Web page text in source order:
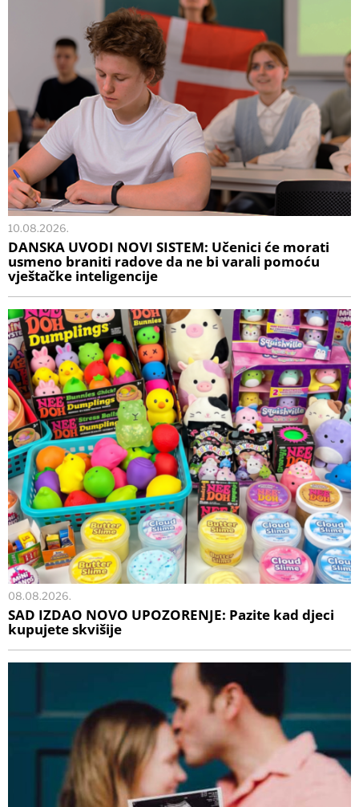
10.08.2026.
DANSKA UVODI NOVI SISTEM: Učenici će morati
usmeno braniti radove da ne bi varali pomoću
vještačke inteligencije
08.08.2026.
SAD IZDAO NOVO UPOZORENJE: Pazite kad djeci
kupujete skvišije